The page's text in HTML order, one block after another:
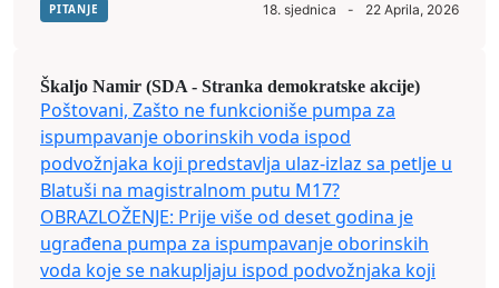
PITANJE 18. sjednica - 22 Aprila, 2026
Škaljo Namir (SDA - Stranka demokratske akcije)
Poštovani, Zašto ne funkcioniše pumpa za
ispumpavanje oborinskih voda ispod
podvožnjaka koji predstavlja ulaz-izlaz sa petlje u
Blatuši na magistralnom putu M17?
OBRAZLOŽENJE: Prije više od deset godina je
ugrađena pumpa za ispumpavanje oborinskih
voda koje se nakupljaju ispod podvožnjaka koji